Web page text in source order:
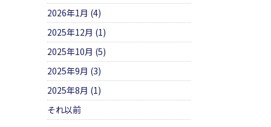
2026年1月 (4)
2025年12月 (1)
2025年10月 (5)
2025年9月 (3)
2025年8月 (1)
それ以前